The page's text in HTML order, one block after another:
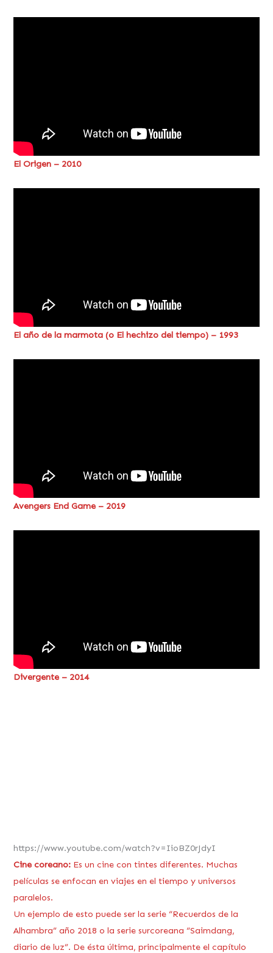
El Origen – 2010
El año de la marmota (o El hechizo del tiempo) – 1993
Avengers End Game – 2019
Divergente – 2014
https://www.youtube.com/watch?v=IioBZ0rJdyI
Cine coreano:Es un cine con tintes diferentes. Muchas
películas se enfocan en viajes en el tiempo y universos
paralelos.
Un ejemplo de esto puede ser la serie “Recuerdos de la
Alhambra” año 2018 o la serie surcoreana “Saimdang,
diario de luz”. De ésta última, principalmente el capítulo